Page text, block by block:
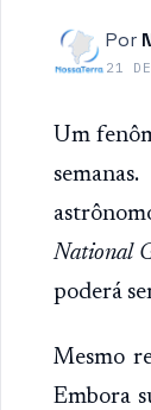
Por
21
Um
National
poderá
Mesmo
Embora